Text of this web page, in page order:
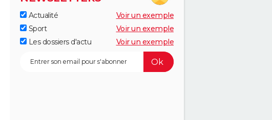
Actualité
Voir un exemple
Sport
Voir un exemple
Les dossiers d'actu
Voir un exemple